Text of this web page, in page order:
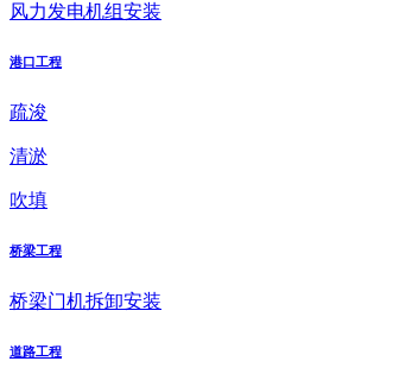
风力发电机组安装
港口工程
疏浚
清淤
吹填
桥梁工程
桥梁门机拆卸安装
道路工程